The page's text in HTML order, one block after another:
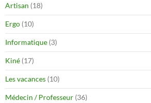
Artisan (18)
Ergo (10)
Informatique (3)
Kiné (17)
Les vacances (10)
Médecin / Professeur (36)